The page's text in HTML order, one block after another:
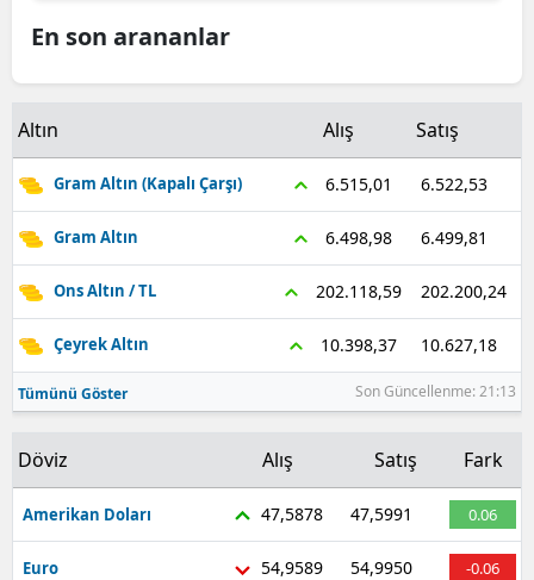
En son arananlar
Altın Alış Satış
Gram Altın (Kapalı Çarşı) 6.515,01 6.522,53
Gram Altın 6.498,98 6.499,81
Ons Altın / TL 202.118,59 202.200,24
Çeyrek Altın 10.398,37 10.627,18
Tümünü Göster Son Güncellenme: 21:13
Döviz Alış Satış Fark
Amerikan Doları 47,5878 47,5991 0.06
Euro 54,9589 54,9950 -0.06